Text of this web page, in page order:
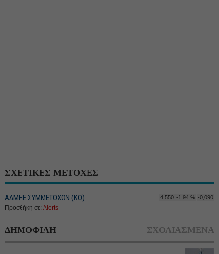
ΣΧΕΤΙΚΕΣ ΜΕΤΟΧΕΣ
ΑΔΜΗΕ ΣΥΜΜΕΤΟΧΩΝ (KO) 4,550 -1,94 % -0,090
Προσθήκη σε: Alerts
ΔΗΜΟΦΙΛΗ ΣΧΟΛΙΑΣΜΕΝΑ